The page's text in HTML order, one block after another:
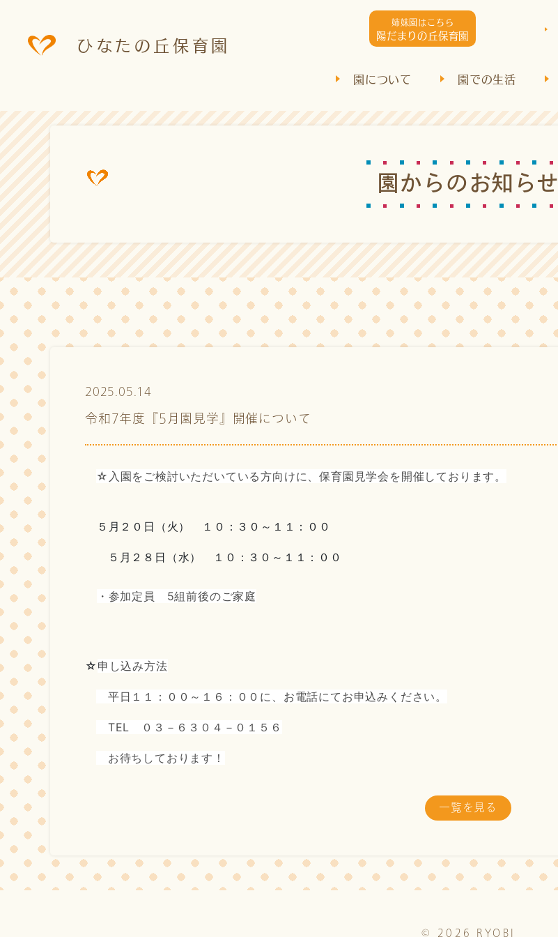
ひなたの丘保育園
姉妹園はこちら
陽だまりの丘保育園
園について 園での生活
園からのお知らせ
2025.05.14
令和7年度『5月園見学』開催について
☆入園をご検討いただいている方向けに、保育園見学会を開催しております。
５月２０日（火） １０：３０～１１：００
５月２８日（水） １０：３０～１１：００
・参加定員 5組前後のご家庭
☆ 申し込み方法
平日１１：００～１６：００に、お電話にてお申込みください。
TEL ０３－６３０４－０１５６
お待ちしております！
一覧を見る
© 2026 RYOBI